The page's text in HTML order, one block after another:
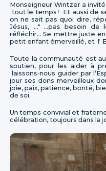
Monseigneur Wintzer a
tout le temps ! Et aussi de
on ne sait pas quoi dire,
Jésus, ..." ...pas besoin de
réfléchir... Se mettre juste
petit enfant émerveillé, et l'
Toute la communauté est
soutien, pour les aider à
laissons-nous guider par
jour ses dons merveilleux
joie, paix, patience, bonté,
de soi.
Un temps convivial et
célébration, toujours dans la